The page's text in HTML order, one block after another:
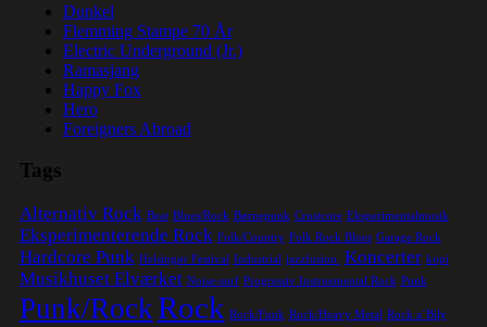
Dunkel
Flemming Stampe 70 År
Electric Underground (Jr.)
Ramasjang
Happy Fox
Hero
Foreigners Abroad
Tags
Alternativ Rock Beat Blues/Rock Børnepunk Crustcore Eksperimentalmusik
Eksperimenterende Rock Folk/Country Folk Rock Blues Garage Rock
Hardcore Punk Helsingør Festival Industrial jazzfusion. Koncerter kopi
Musikhuset Elværket Noise-surf Progressiv Instruemental Rock Punk
Punk/RockRock Rock/Funk Rock/Heavy Metal Rock a´Bily